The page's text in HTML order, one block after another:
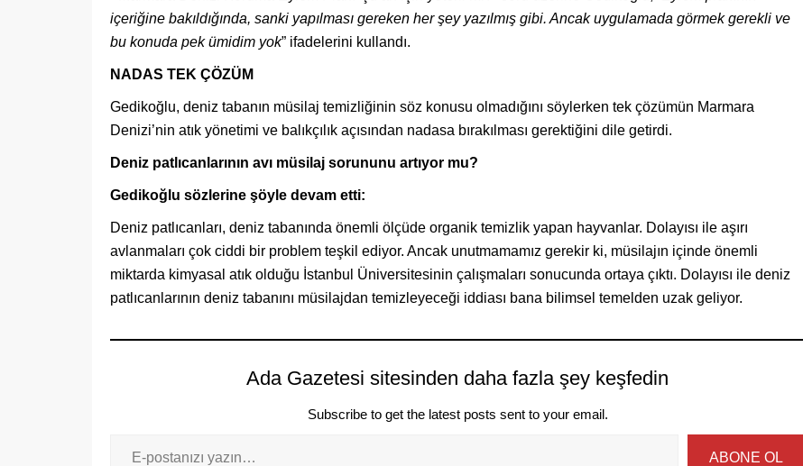
içeriğine bakıldığında, sanki yapılması gereken her şey yazılmış gibi. Ancak uygulamada görmek gerekli ve
bu konuda pek ümidim yok” ifadelerini kullandı.
NADAS TEK ÇÖZÜM
Gedikoğlu, deniz tabanın müsilaj temizliğinin söz konusu olmadığını söylerken tek çözümün Marmara
Denizi’nin atık yönetimi ve balıkçılık açısından nadasa bırakılması gerektiğini dile getirdi.
Deniz patlıcanlarının avı müsilaj sorununu artıyor mu?
Gedikoğlu sözlerine şöyle devam etti:
Deniz patlıcanları, deniz tabanında önemli ölçüde organik temizlik yapan hayvanlar. Dolayısı ile aşırı
avlanmaları çok ciddi bir problem teşkil ediyor. Ancak unutmamamız gerekir ki, müsilajın içinde önemli
miktarda kimyasal atık olduğu İstanbul Üniversitesinin çalışmaları sonucunda ortaya çıktı. Dolayısı ile deniz
patlıcanlarının deniz tabanını müsilajdan temizleyeceği iddiası bana bilimsel temelden uzak geliyor.
Ada Gazetesi sitesinden daha fazla şey keşfedin
Subscribe to get the latest posts sent to your email.
ABONE OL